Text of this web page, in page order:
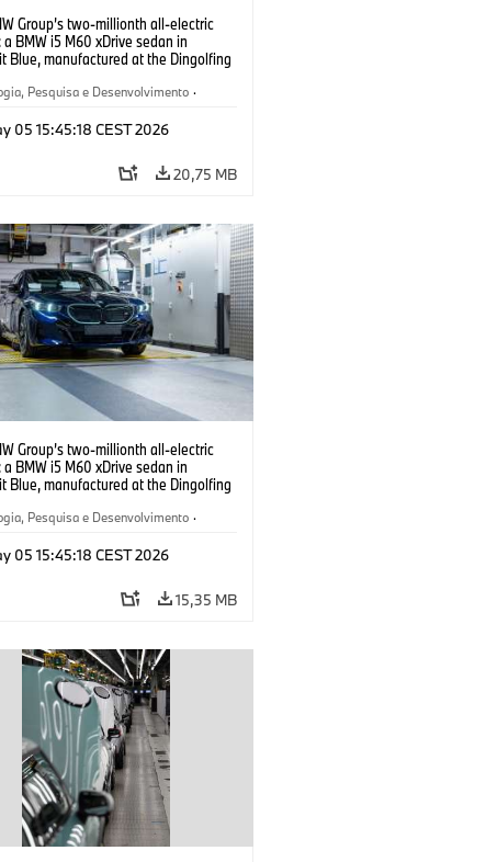
Group’s two-millionth all-electric
BMW i5 M60 xDrive sedan in
Blue, manufactured at the Dingolfing
Pesquisa e Desenvolvimento ·
05 15:45:18 CEST 2026
20,75 MB
Group’s two-millionth all-electric
BMW i5 M60 xDrive sedan in
Blue, manufactured at the Dingolfing
Pesquisa e Desenvolvimento ·
05 15:45:18 CEST 2026
15,35 MB